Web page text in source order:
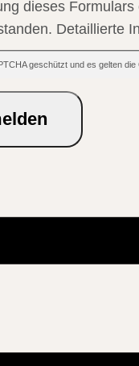
dieses
Detaillierte
geschützt und es gelten